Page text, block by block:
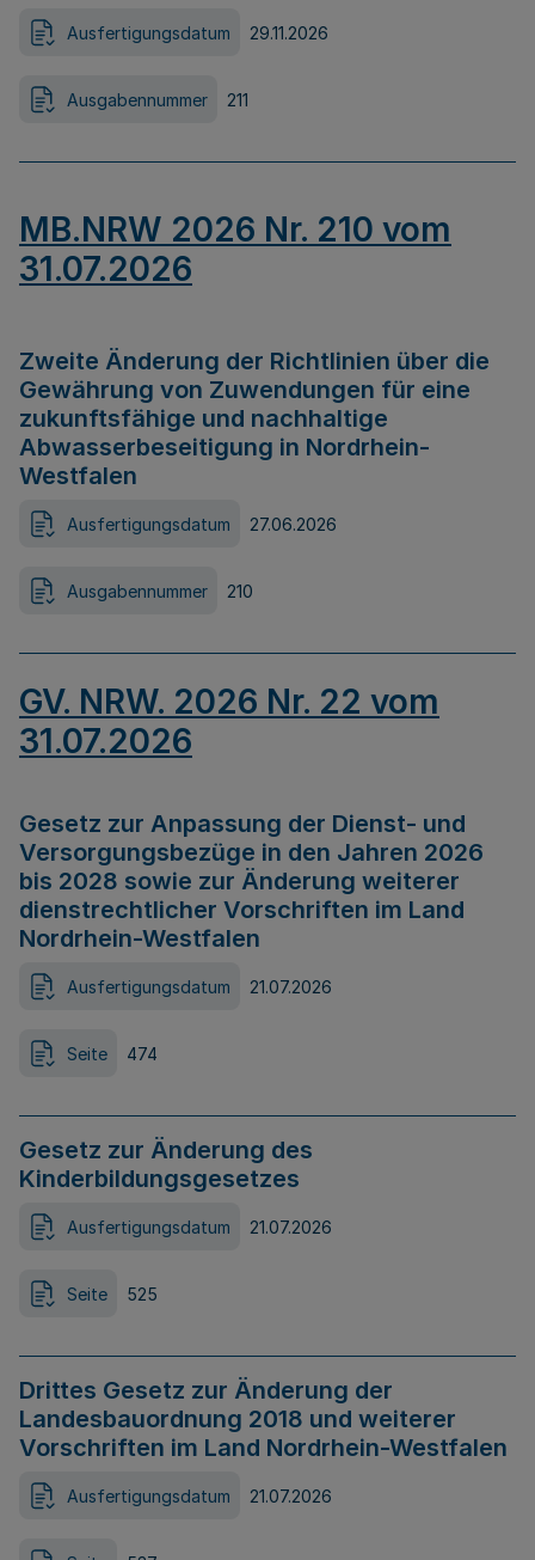
Ausfertigungsdatum 29.11.2026
Ausgabennummer 211
MB.NRW 2026 Nr. 210 vom
31.07.2026
Zweite Änderung der Richtlinien über die
Gewährung von Zuwendungen für eine
zukunftsfähige und nachhaltige
Abwasserbeseitigung in Nordrhein-
Westfalen
Ausfertigungsdatum 27.06.2026
Ausgabennummer 210
GV. NRW. 2026 Nr. 22 vom
31.07.2026
Gesetz zur Anpassung der Dienst- und
Versorgungsbezüge in den Jahren 2026
bis 2028 sowie zur Änderung weiterer
dienstrechtlicher Vorschriften im Land
Nordrhein-Westfalen
Ausfertigungsdatum 21.07.2026
Seite 474
Gesetz zur Änderung des
Kinderbildungsgesetzes
Ausfertigungsdatum 21.07.2026
Seite 525
Drittes Gesetz zur Änderung der
Landesbauordnung 2018 und weiterer
Vorschriften im Land Nordrhein-Westfalen
Ausfertigungsdatum 21.07.2026